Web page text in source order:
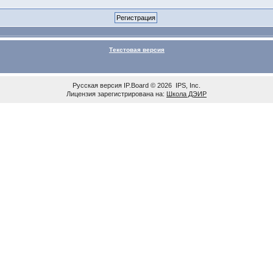
Текстовая версия
Русская версия IP.Board© 2026 IPS, Inc
Лицензия зарегистрирована на: Школа ДЭИР